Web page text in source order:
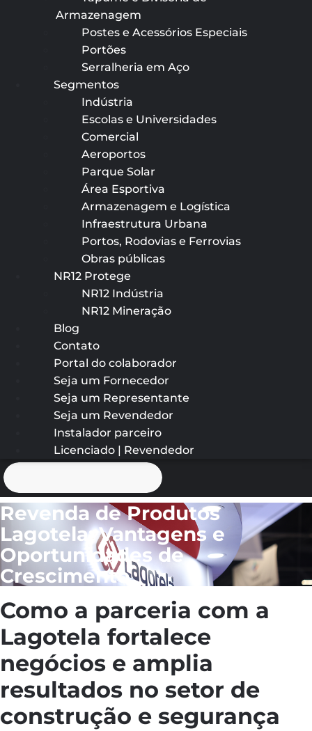
Armazenagem
Postes e Acessórios Especiais
Portões
Serralheria em Aço
Segmentos
Indústria
Escolas e Universidades
Comercial
Aeroportos
Parque Solar
Área Esportiva
Armazenagem e Logística
Infraestrutura Urbana
Portos, Rodovias e Ferrovias
Obras públicas
NR12 Protege
NR12 Indústria
NR12 Mineração
Blog
Contato
Portal do colaborador
Seja um Fornecedor
Seja um Representante
Seja um Revendedor
Instalador parceiro
Licenciado | Revendedor
Revenda de Produtos
Lagotela: Vantagens e
Oportunidades de
Crescimento
Como a parceria com a
Lagotela fortalece
negócios e amplia
resultados no setor de
construção e segurança